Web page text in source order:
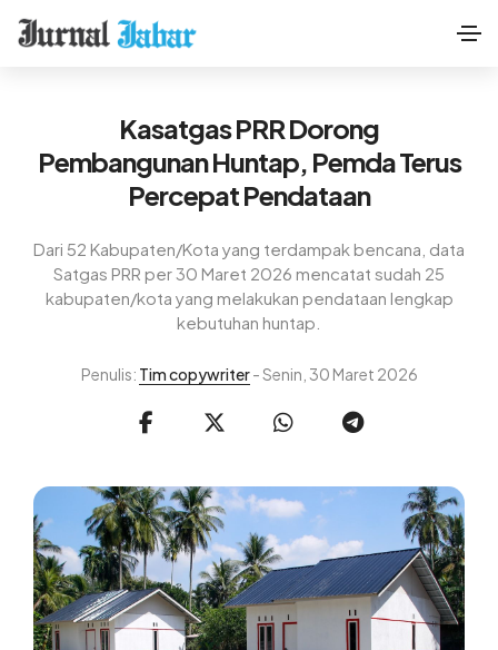
Kasatgas PRR Dorong
Pembangunan Huntap, Pemda Terus
Percepat Pendataan
Dari 52 Kabupaten/Kota yang terdampak bencana, data
Satgas PRR per 30 Maret 2026 mencatat sudah 25
kabupaten/kota yang melakukan pendataan lengkap
kebutuhan huntap.
Penulis: Tim copywriter- Senin, 30 Maret 2026